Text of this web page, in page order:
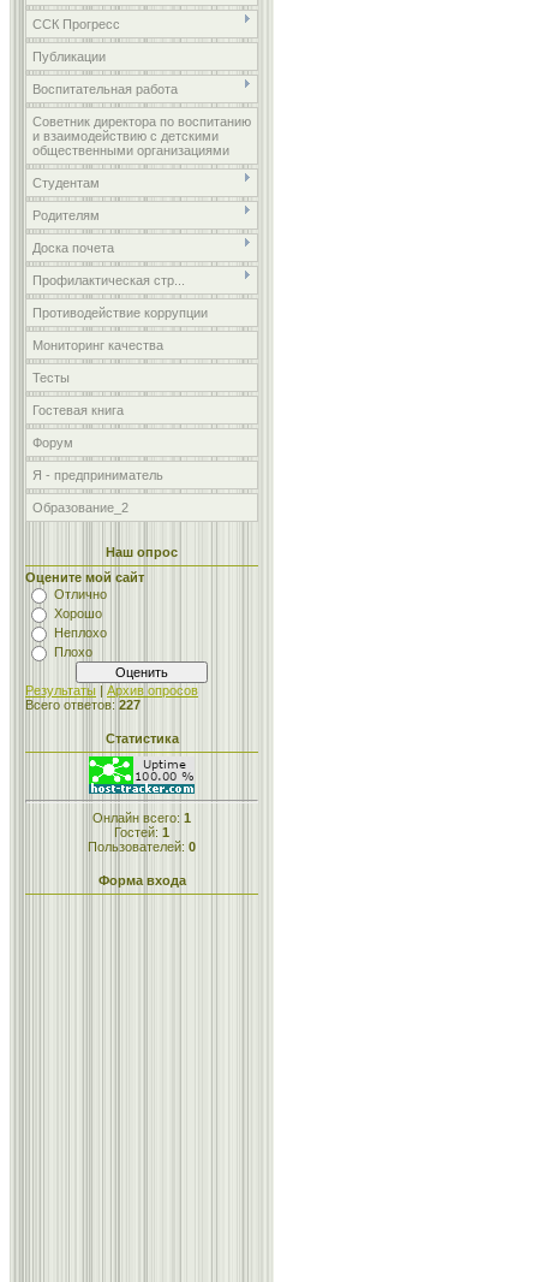
ССК Прогресс
Публикации
Воспитательная работа
Советник директора по воспитанию
и взаимодействию с детскими
общественными организациями
Студентам
Родителям
Доска почета
Профилактическая стр...
Противодействие коррупции
Мониторинг качества
Тесты
Гостевая книга
Форум
Я - предприниматель
Образование_2
Наш опрос
Оцените мой сайт
Отлично
Хорошо
Неплохо
Плохо
Результаты | Архив опросов
Всего ответов: 227
Статистика
Онлайн всего: 1
Гостей: 1
Пользователей: 0
Форма входа